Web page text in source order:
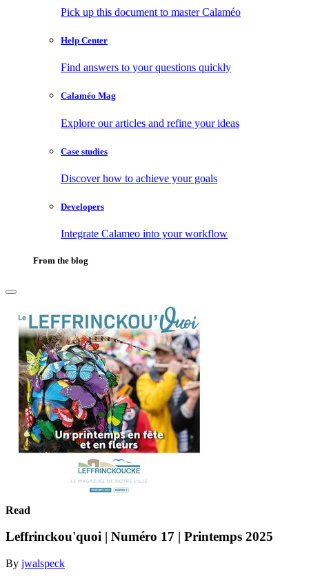
Pick up this document to master Calaméo
Help Center
Find answers to your questions quickly
Calaméo Mag
Explore our articles and refine your ideas
Case studies
Discover how to achieve your goals
Developers
Integrate Calameo into your workflow
From the blog
Read
Leffrinckou'quoi | Numéro 17 | Printemps 2025
By jwalspeck